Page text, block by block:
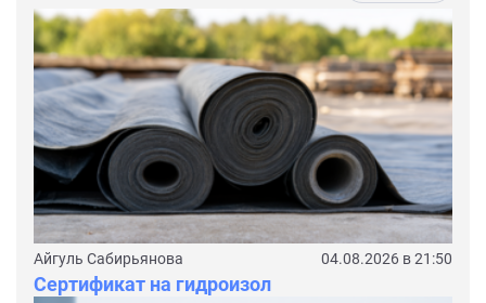
Айгуль Сабирьянова 04.08.2026 в 21:50
Сертификат на гидроизол